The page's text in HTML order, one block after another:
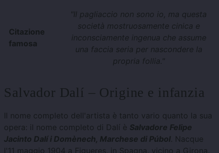
Citazione
famosa
"Il pagliaccio non sono io, ma questa
società mostruosamente cinica e
inconsciamente ingenua che assume
una faccia seria per nascondere la
propria follia."
Salvador Dalí – Origine e infanzia
Il nome completo dell'artista è tanto vario quanto la sua
opera: il nome completo di Dalí è Salvadore Felipe
Jacinto Dalí i Domènech, Marchese di Púbol. Nacque
l'11 maggio 1904 a Figueres, in Spagna, vicino a Girona,